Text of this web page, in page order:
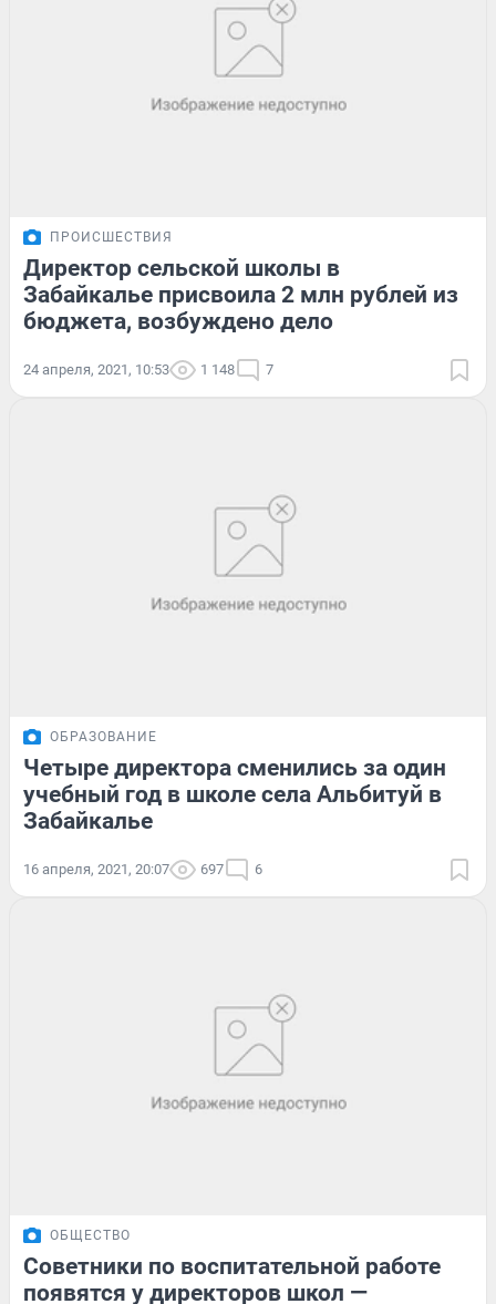
ПРОИСШЕСТВИЯ
Директор сельской школы в
Забайкалье присвоила 2 млн рублей из
бюджета, возбуждено дело
24 апреля, 2021, 10:53 1 148 7
ОБРАЗОВАНИЕ
Четыре директора сменились за один
учебный год в школе села Альбитуй в
Забайкалье
16 апреля, 2021, 20:07 697 6
ОБЩЕСТВО
Советники по воспитательной работе
появятся у директоров школ —